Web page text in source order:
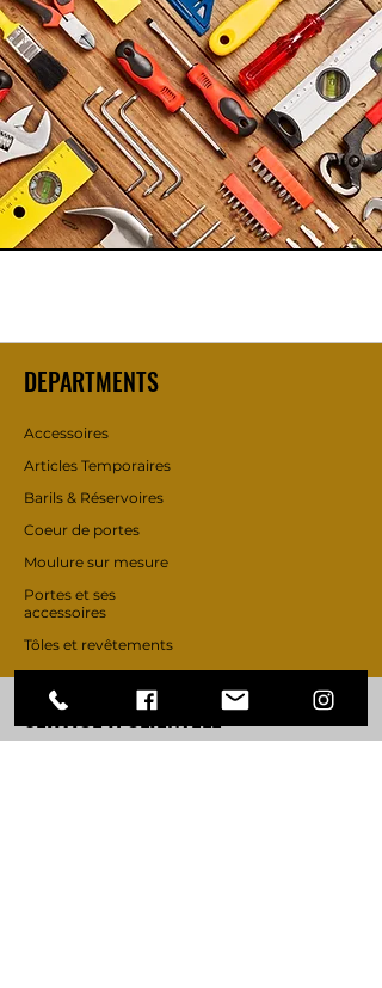
DEPARTMENTS
Accessoires
Articles Temporaires
Barils & Réservoires
Coeur de portes
Moulure sur mesure
Portes et ses
accessoires
Tôles et revêtements
SERVICE À CLIENTÈLE